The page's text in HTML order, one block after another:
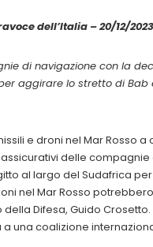
dell’Italia – 20/12/2023
di navigazione con la
aggirare lo stretto di
e droni nel Mar Rosso
delle
al largo del Sudafrica
nel Mar Rosso
Difesa, Guido
una coalizione